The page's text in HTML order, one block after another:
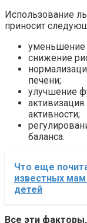
Использование
приносит
уменьшение
снижение
печени;
улучшение
активности;
баланса.
Что еще
известных
детей
Все эти